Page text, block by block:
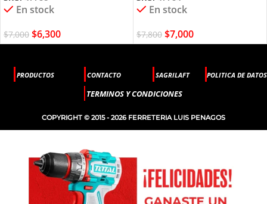
En stock
$7,000 $6,300
En stock
$7,800 $7,000
PRODUCTOS CONTACTO SAGRILAFT POLITICA DE DATOS
TERMINOS Y CONDICIONES
COPYRIGHT © 2015 - 2026 FERRETERIA LUIS PENAGOS